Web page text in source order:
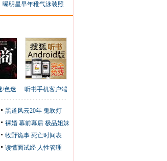
曝明星早年稚气泳装照
/色迷 听书手机客户端
黑道风云20年 鬼吹灯
裸婚 幕前幕后 极品姐妹
牧野诡事 死亡时间表
读懂面试经 人性管理